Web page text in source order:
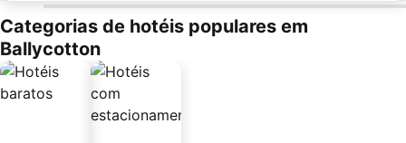
Categorias de hotéis populares em
Ballycotton